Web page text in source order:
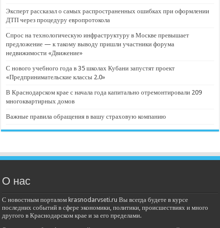
Эксперт рассказал о самых распространенных ошибках при оформлении
ДТП через процедуру европротокола
Спрос на технологическую инфраструктуру в Москве превышает
предложение — к такому выводу пришли участники форума
недвижимости «Движение»
С нового учебного года в 35 школах Кубани запустят проект
«Предпринимательские классы 2.0»
В Краснодарском крае с начала года капитально отремонтировали 209
многоквартирных домов
Важные правила обращения в вашу страховую компанию
О нас
С новостным порталом krasnodarvseti.ru Вы всегда будете в курсе
последних событий в сфере экономики, политики, происшествиях и много
другого в Краснодарском крае и за его пределами.